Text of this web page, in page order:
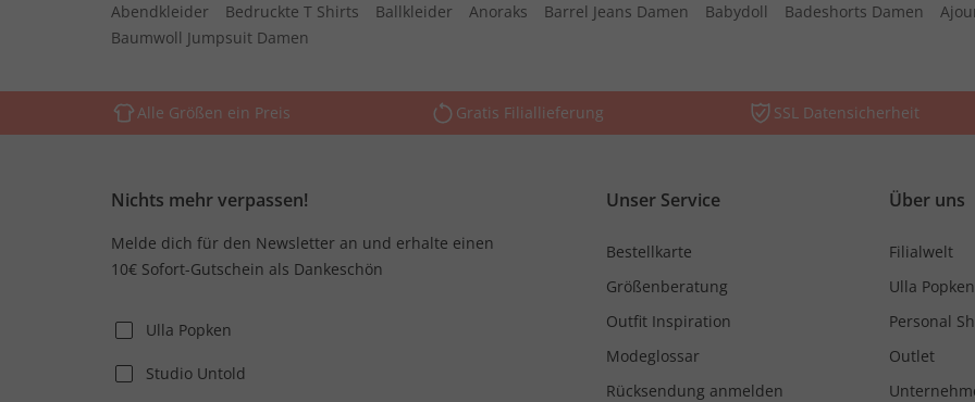
Abendkleider Bedruckte T Shirts Ballkleider Anoraks Barrel Jeans Damen Babydoll Badeshorts Damen
Baumwoll Jumpsuit Damen
Alle Größen ein Preis Gratis Filiallieferung SSL Datensicherheit
Nichts mehr verpassen!
Melde dich für den Newsletter an und erhalte einen
10€ Sofort-Gutschein als Dankeschön
Ulla Popken
Studio Untold
Unser Service
Bestellkarte
Größenberatung
Outfit Inspiration
Modeglossar
Rücksendung anmelden
Über uns
Filialwelt
Ulla
Personal
Outlet